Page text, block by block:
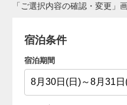
「ご選択内容の確認・変更」
宿泊条件
宿泊期間